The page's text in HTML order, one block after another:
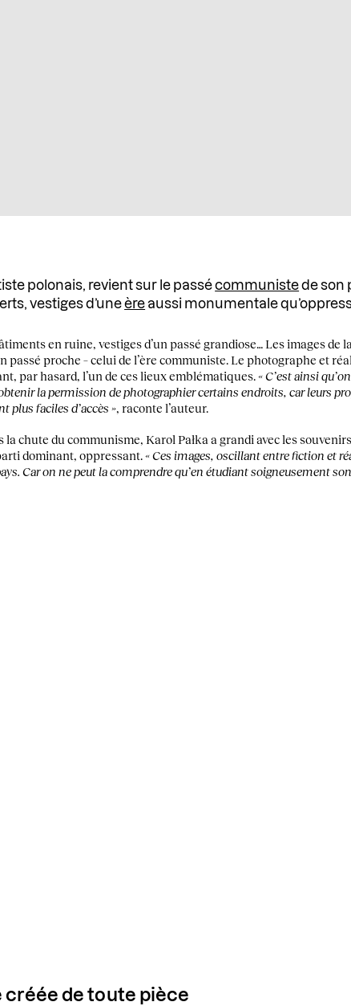
polonais, revient sur le passécommunistede son
vestiges d’uneèreaussi monumentale
en ruine, vestiges d’un passé grandiose… Les images de
passé proche – celui de l’ère communiste. Le photographe et
par hasard, l’un de ces lieux emblématiques.« C’est ainsi
la permission de photographier certains endroits, car leurs
plus faciles d’accès », raconte l’auteur.
la chute du communisme, Karol Pałka a grandi avec les
dominant, oppressant.« Ces images, oscillant entre fiction et
Car on ne peut la comprendre qu’en étudiant soigneusement
créée de toute pièce